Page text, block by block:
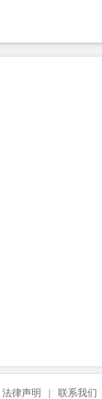
法律声明 |
联系我们